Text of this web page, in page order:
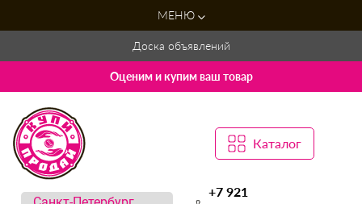
МЕНЮ
Доска объявлений
Оценим и купим ваш товар
Каталог
+7 921